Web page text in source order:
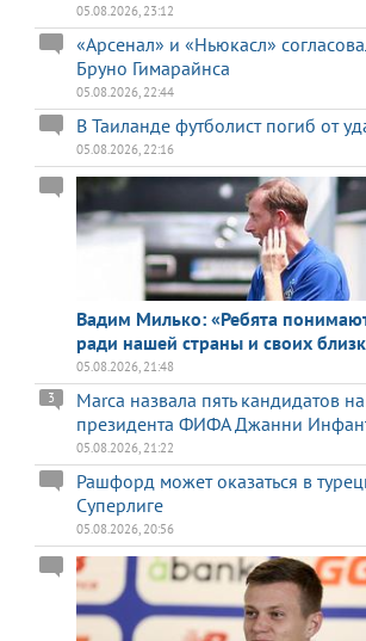
05.08.2026, 23:12
«Арсенал» и «Ньюкасл»
Бруно Гимарайнса
05.08.2026, 22:44
В Таиланде футболист погиб от
05.08.2026, 22:16
Вадим Милько: «Ребята
ради нашей страны и своих
05.08.2026, 21:48
Marca назвала пять кандидатов
президента ФИФА Джанни
3
05.08.2026, 21:22
Рашфорд может оказаться в
Суперлиге
05.08.2026, 20:56